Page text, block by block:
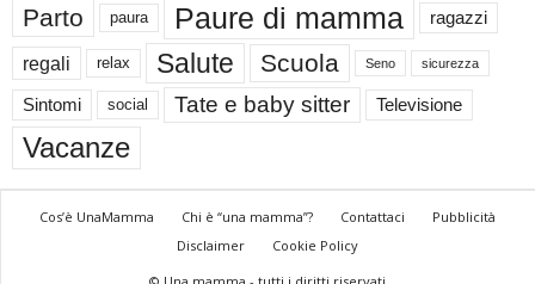
Parto paura Paure di mamma ragazzi
regali relax Salute Scuola Seno sicurezza
Sintomi social Tate e baby sitter Televisione
Vacanze
Cos’è UnaMamma Chi è “una mamma”? Contattaci
Pubblicità
Disclaimer
Cookie Policy